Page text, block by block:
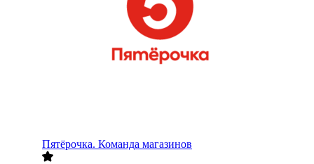
Пятёрочка. Команда магазинов